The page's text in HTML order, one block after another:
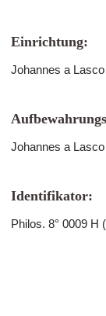
Einrichtung:
Johannes a
Johannes a
Identifikator:
Philos. 8° 0009 H